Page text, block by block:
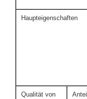
Haupteigenschaften
Qualität von
Anteil